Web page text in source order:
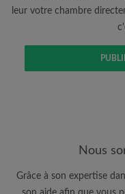
Je souhaite recevoir
Faites une
semble
Consultez
Sauvegardez
leur votre chambre
Nous
Grâce à son expertise